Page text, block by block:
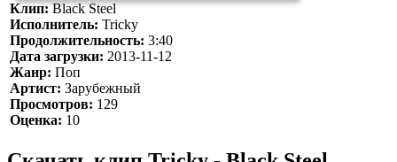
Клип:Black Steel
Исполнитель: Tricky
Продолжительность: 3:40
Дата загрузки: 2013-11-12
Жанр: Поп
Артист: Зарубежный
Просмотров: 129
Оценка: 10